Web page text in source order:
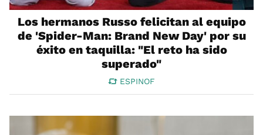
Los hermanos Russo felicitan al equipo
de 'Spider-Man: Brand New Day' por su
éxito en taquilla: "El reto ha sido
superado"
ESPINOF